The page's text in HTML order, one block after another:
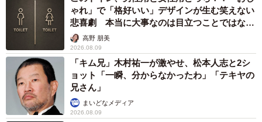
ゃれ」で「格好いい」デザインが生む笑えない
悲喜劇 本当に大事なのは目立つことではな
く…高野 朋美
2026.08.09
「キム兄」木村祐一が激やせ、松本人志と2シ
ョット「一瞬、分からなかったわ」「テキヤの
兄さん」
まいどなメディア
2026.08.09